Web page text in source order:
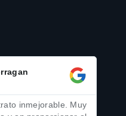
inmejorable. Muy